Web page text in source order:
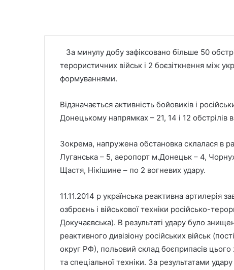
За минулу добу зафіксовано більше 50
терористичних військ і 2 боєзіткнення між
формуваннями.
Відзначається активність бойовиків і
Донецькому напрямках – 21, 14 і 12 обстрілів
Зокрема, напружена обстановка склалася в
Луганська – 5, аеропорт м.Донецьк – 4,
Щастя, Нікішине – по 2 вогневих удару.
11.11.2014 р українська реактивна
озброєнь і військової техніки російсько-
Докучаєвська). В результаті удару було
реактивного дивізіону російських військ
округ РФ), польовий склад боєприпасів цього
та спеціальної техніки. За результатами